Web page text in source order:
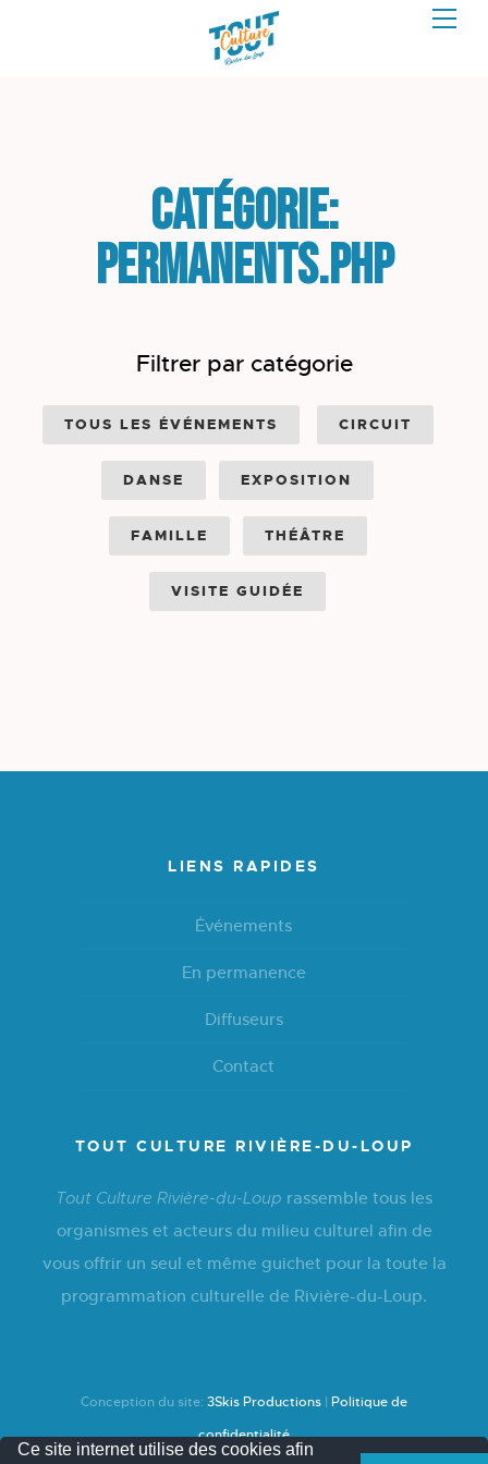
Catégorie:
permanents.php
Filtrer par catégorie
TOUS LES ÉVÉNEMENTS CIRCUIT
DANSE EXPOSITION
FAMILLE THÉÂTRE
VISITE GUIDÉE
LIENS RAPIDES
Événements
En permanence
Diffuseurs
Contact
TOUT CULTURE RIVIÈRE-DU-LOUP
Tout Culture Rivière-du-Loup rassemble tous les
organismes et acteurs du milieu culturel afin de
vous offrir un seul et même guichet pour la toute la
programmation culturelle de Rivière-du-Loup.
Conception du site: 3Skis Productions | Politique de
confidentialité
Ce site internet utilise des cookies afin